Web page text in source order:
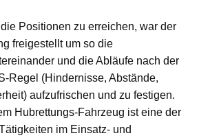
Positionen zu erreichen, war der
freigestellt um so die
und die Abläufe nach der
Regel (Hindernisse, Abstände,
aufzufrischen und zu festigen.
Hubrettungs-Fahrzeug ist eine der
im Einsatz- und